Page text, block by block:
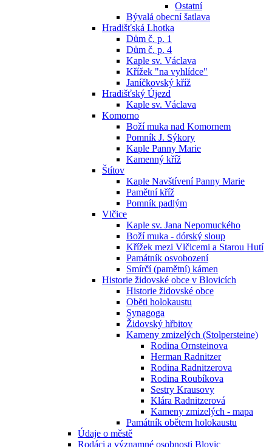
Ostatní
Bývalá obecní šatlava
Hradišťská Lhotka
Dům č. p. 1
Dům č. p. 4
Kaple sv. Václava
Křížek "na vyhlídce"
Janíčkovský kříž
Hradišťský Újezd
Kaple sv. Václava
Komorno
Boží muka nad Komornem
Pomník J. Sýkory
Kaple Panny Marie
Kamenný kříž
Štítov
Kaple Navštívení Panny Marie
Pamětní kříž
Pomník padlým
Vlčice
Kaple sv. Jana Nepomuckého
Boží muka - dórský sloup
Křížek mezi Vlčicemi a Starou Hutí
Památník osvobození
Smírčí (pamětní) kámen
Historie židovské obce v Blovicích
Historie židovské obce
Oběti holokaustu
Synagoga
Židovský hřbitov
Kameny zmizelých (Stolpersteine)
Rodina Ornsteinova
Herman Radnitzer
Rodina Radnitzerova
Rodina Roubíkova
Sestry Krausovy
Klára Radnitzerová
Kameny zmizelých - mapa
Památník obětem holokaustu
Údaje o městě
Rodáci a významné osobnosti Blovic